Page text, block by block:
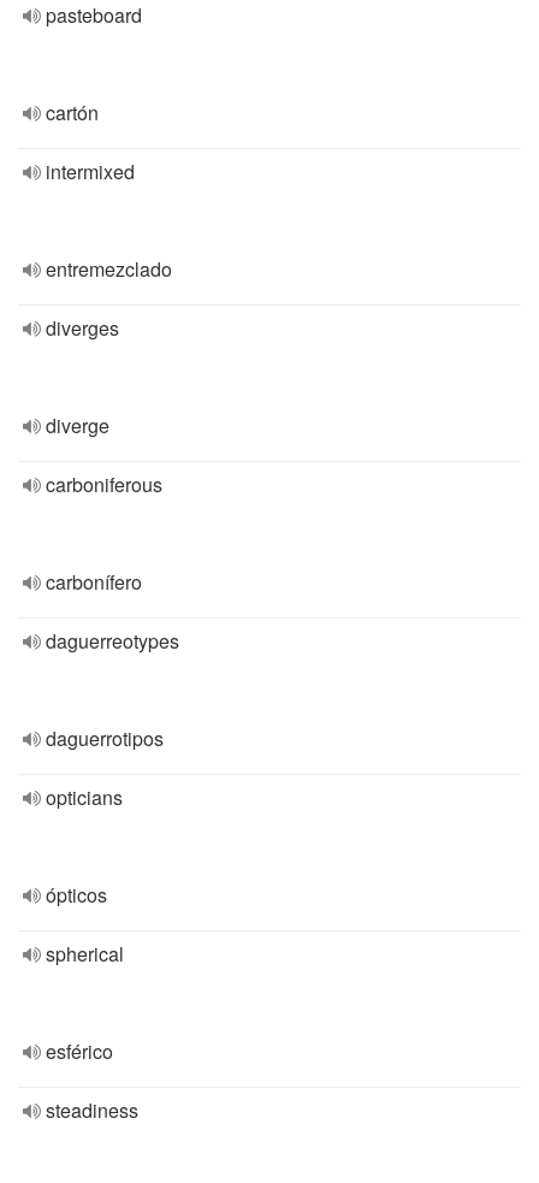
pasteboard
cartón
intermixed
entremezclado
diverges
diverge
carboniferous
carbonífero
daguerreotypes
daguerrotipos
opticians
ópticos
spherical
esférico
steadiness